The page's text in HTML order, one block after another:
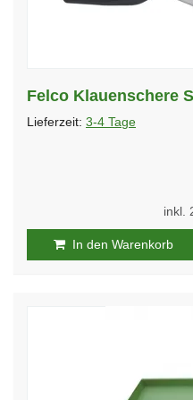
Felco Klauenschere
Lieferzeit: 3-4 Tage
inkl.
In den Warenkorb